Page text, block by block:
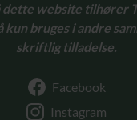
website tilhører
kun bruges i andre
skriftlig tilladelse.
Facebook
Instagram